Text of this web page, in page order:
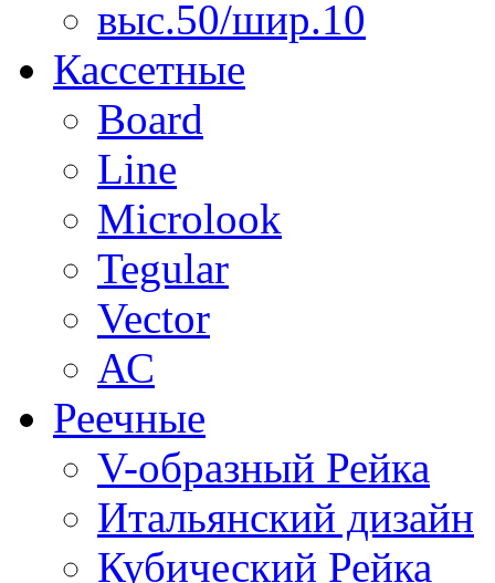
выс.50/шир.10
Кассетные
Board
Line
Microlook
Tegular
Vector
АС
Реечные
V-образный Рейка
Итальянский дизайн
Кубический Рейка